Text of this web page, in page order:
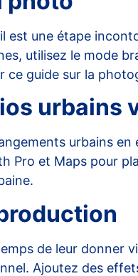
une étape
utilisez le mode
ce guide sur la
urbains
urbains
Pro et Maps pour
.
de leur donner
Ajoutez des